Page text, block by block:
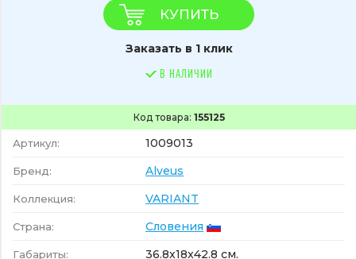
Код товара: 155125
Артикул: 1009013
Бренд: Alveus
Коллекция: VARIANT
Страна: Словения
Габариты: 36.8x18x42.8 см.
КУПИТЬ
Заказать в 1 клик
В НАЛИЧИИ